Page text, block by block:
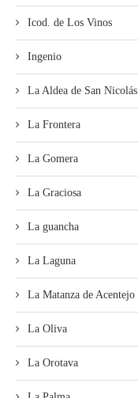
Icod. de Los Vinos
Ingenio
La Aldea de San Nicolás
La Frontera
La Gomera
La Graciosa
La guancha
La Laguna
La Matanza de Acentejo
La Oliva
La Orotava